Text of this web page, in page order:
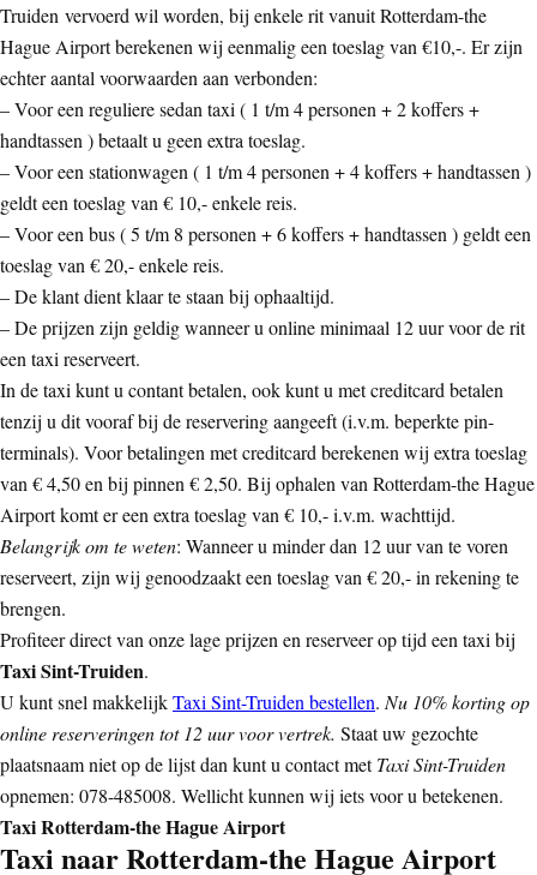
Truiden vervoerd wil worden, bij enkele rit vanuit Rotterdam-the
Hague Airport berekenen wij eenmalig een toeslag van €10,-. Er zijn
echter aantal voorwaarden aan verbonden:
– Voor een reguliere sedan taxi ( 1 t/m 4 personen + 2 koffers +
handtassen ) betaalt u geen extra toeslag.
– Voor een stationwagen ( 1 t/m 4 personen + 4 koffers + handtassen )
geldt een toeslag van € 10,- enkele reis.
– Voor een bus ( 5 t/m 8 personen + 6 koffers + handtassen ) geldt een
toeslag van € 20,- enkele reis.
– De klant dient klaar te staan bij ophaaltijd.
– De prijzen zijn geldig wanneer u online minimaal 12 uur voor de rit
een taxi reserveert.
In de taxi kunt u contant betalen, ook kunt u met creditcard betalen
tenzij u dit vooraf bij de reservering aangeeft (i.v.m. beperkte pin-
terminals). Voor betalingen met creditcard berekenen wij extra toeslag
van € 4,50 en bij pinnen € 2,50. Bij ophalen van Rotterdam-the Hague
Airport komt er een extra toeslag van € 10,- i.v.m. wachttijd.
Belangrijk om te weten: Wanneer u minder dan 12 uur van te voren
reserveert, zijn wij genoodzaakt een toeslag van € 20,- in rekening te
brengen.
Profiteer direct van onze lage prijzen en reserveer op tijd een taxi bij
Taxi Sint-Truiden.
U kunt snel makkelijkTaxi Sint-Truiden bestellen. Nu 10% korting op
online reserveringen tot 12 uur voor vertrek. Staat uw gezochte
plaatsnaam niet op de lijst dan kunt u contact metTaxi Sint-Truiden
opnemen: 078-485008. Wellicht kunnen wij iets voor u betekenen.
Taxi Rotterdam-the Hague Airport
Taxi naar Rotterdam-the Hague Airport